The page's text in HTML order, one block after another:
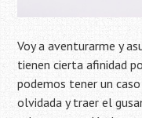
Voy a aventurarme y
tienen cierta afinidad
podemos tener un
olvidada y traer el